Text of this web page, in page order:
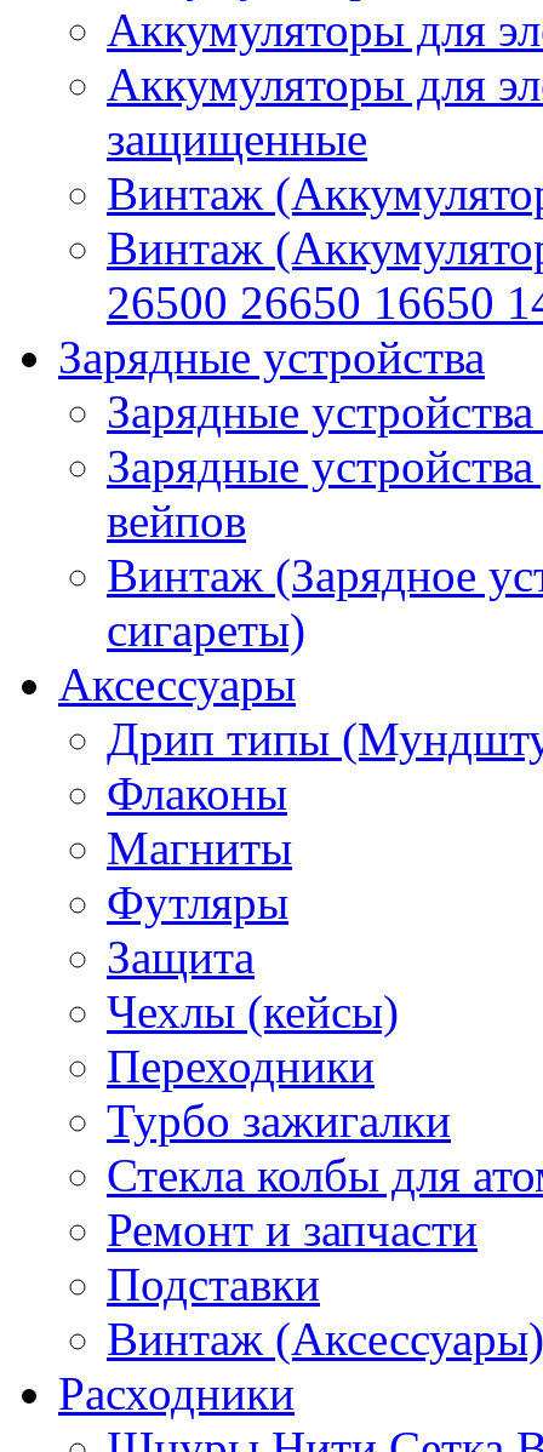
Аккумуляторы для
Аккумуляторы для
защищенные
Винтаж
Винтаж
26500 26650 16650
Зарядные устройства
Зарядные
Зарядные
вейпов
Винтаж (Зарядное
сигареты)
Аксессуары
Дрип типы
Флаконы
Магниты
Футляры
Защита
Чехлы (кейсы)
Переходники
Турбо зажигалки
Стекла колбы для
Ремонт и запчасти
Подставки
Винтаж (Аксессуары)
Расходники